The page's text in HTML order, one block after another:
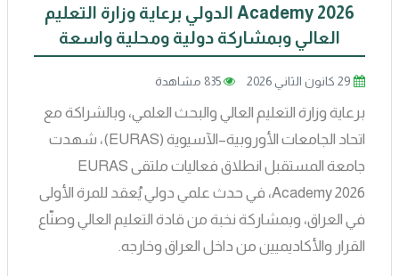
Academy 2026 الدولي برعاية وزارة التعليم
العالي وبمشاركة دولية ومحلية واسعة
29 كانون الثاني 2026 835 مشاهدة
برعاية وزارة التعليم العالي والبحث العلمي، وبالشراكة مع
اتحاد الجامعات الأوروبية–الآسيوية (EURAS)، شهدت
جامعة المستقبل انطلاق فعاليات ملتقى EURAS
Academy 2026، في حدث علمي دولي يُعقد للمرة الأولى
في العراق، وبمشاركة نخبة من قادة التعليم العالي وصنّاع
القرار والأكاديميين من داخل العراق وخارجه.